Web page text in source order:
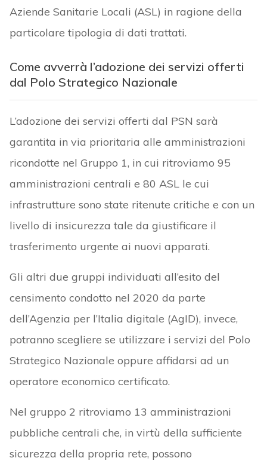
Aziende Sanitarie Locali (ASL) in ragione della
particolare tipologia di dati trattati.
Come avverrà l’adozione dei servizi offerti
dal Polo Strategico Nazionale
L’adozione dei servizi offerti dal PSN sarà
garantita in via prioritaria alle amministrazioni
ricondotte nel Gruppo 1, in cui ritroviamo 95
amministrazioni centrali e 80 ASL le cui
infrastrutture sono state ritenute critiche e con un
livello di insicurezza tale da giustificare il
trasferimento urgente ai nuovi apparati.
Gli altri due gruppi individuati all’esito del
censimento condotto nel 2020 da parte
dell’Agenzia per l’Italia digitale (AgID), invece,
potranno scegliere se utilizzare i servizi del Polo
Strategico Nazionale oppure affidarsi ad un
operatore economico certificato.
Nel gruppo 2 ritroviamo 13 amministrazioni
pubbliche centrali che, in virtù della sufficiente
sicurezza della propria rete, possono